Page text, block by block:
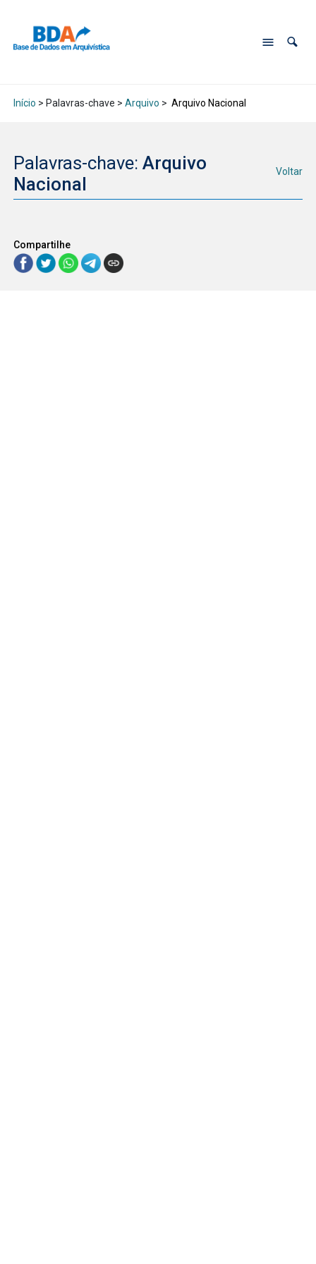
Início > Palavras-chave > Arquivo > Arquivo Nacional
Palavras-chave: Arquivo
Nacional
Voltar
Compartilhe